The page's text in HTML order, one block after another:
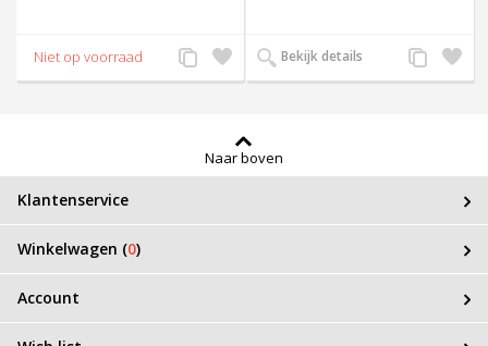
Zet
op
Voeg
toe
Bekijk details
Zet
op
Voeg
toe
Naar boven
Klantenservice
Winkelwagen (0)
Account